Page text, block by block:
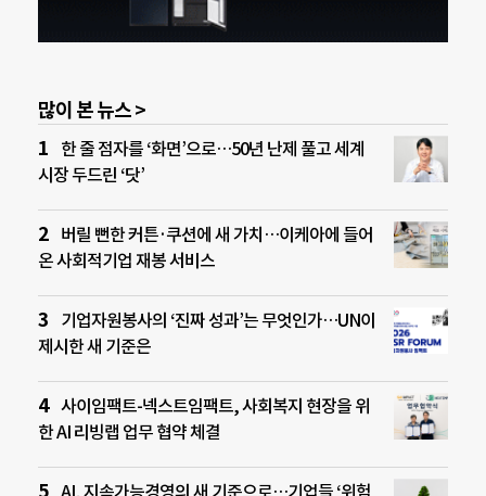
많이 본 뉴스 >
한 줄 점자를 ‘화면’으로…50년 난제 풀고 세계
시장 두드린 ‘닷’
버릴 뻔한 커튼·쿠션에 새 가치…이케아에 들어
온 사회적기업 재봉 서비스
기업자원봉사의 ‘진짜 성과’는 무엇인가…UN이
제시한 새 기준은
사이임팩트-넥스트임팩트, 사회복지 현장을 위
한 AI 리빙랩 업무 협약 체결
AI, 지속가능경영의 새 기준으로…기업들 ‘위험